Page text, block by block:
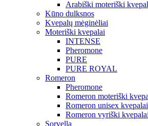
Arabiški moteriški
Kūno dulksnos
Kvepalų mėginėliai
Moteriški kvepalai
INTENSE
Pheromone
PURE
PURE ROYAL
Romeron
Pheromone
Romeron moteriški
Romeron unisex kvepalai
Romeron vyriški kvepalai
Sorvella